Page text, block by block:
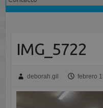
IMG_5722
deborah.gil febrero